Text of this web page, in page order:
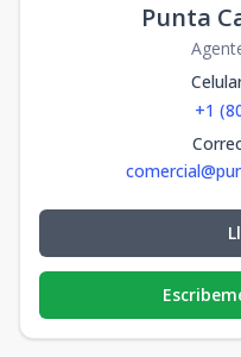
Punta
+1